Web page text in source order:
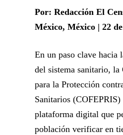
Por: Redacción El
México, México | 22
En un paso clave hacia
del sistema sanitario, la
para la Protección
Sanitarios
plataforma digital que
población verificar en